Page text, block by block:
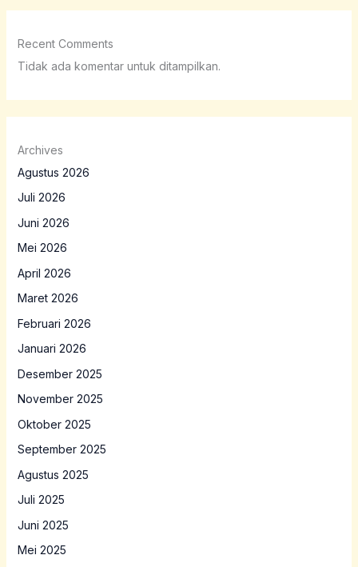
Recent Comments
Tidak ada komentar untuk ditampilkan.
Archives
Agustus 2026
Juli 2026
Juni 2026
Mei 2026
April 2026
Maret 2026
Februari 2026
Januari 2026
Desember 2025
November 2025
Oktober 2025
September 2025
Agustus 2025
Juli 2025
Juni 2025
Mei 2025